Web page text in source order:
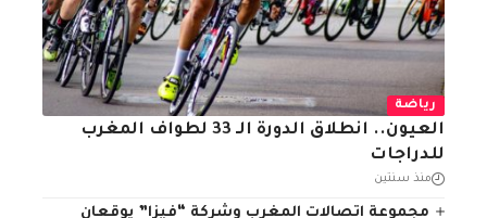
رياضة
العيون.. انطلاق الدورة الـ 33 لطواف المغرب
للدراجات
منذ سنتين
مجموعة اتصالات المغرب وشركة “فيزا” يوقعان